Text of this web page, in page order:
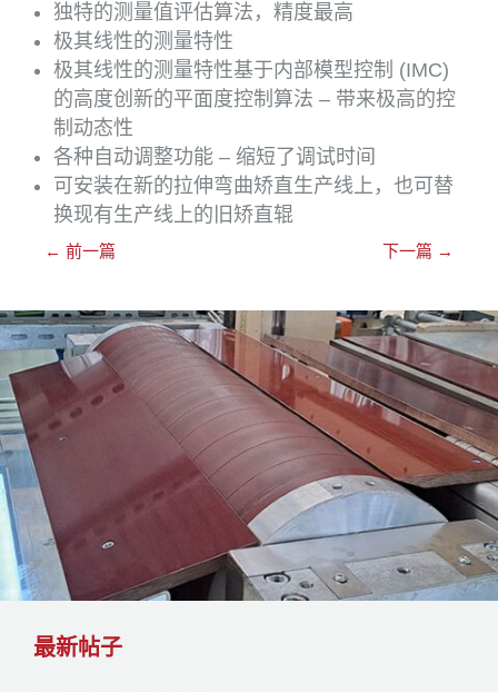
独特的测量值评估算法，精度最高
极其线性的测量特性
极其线性的测量特性基于内部模型控制 (IMC)
的高度创新的平面度控制算法 – 带来极高的控
制动态性
各种自动调整功能 – 缩短了调试时间
可安装在新的拉伸弯曲矫直生产线上，也可替
换现有生产线上的旧矫直辊
← 前一篇 下一篇 →
最新帖子